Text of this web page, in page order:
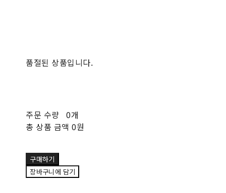
품절된 상품입니다.
주문 수량 0개
총 상품 금액 0원
구매하기
장바구니에 담기